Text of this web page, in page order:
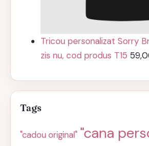
Tricou personalizat Sorry
zis nu, cod produs T15
Tags
"cadou original" "cana